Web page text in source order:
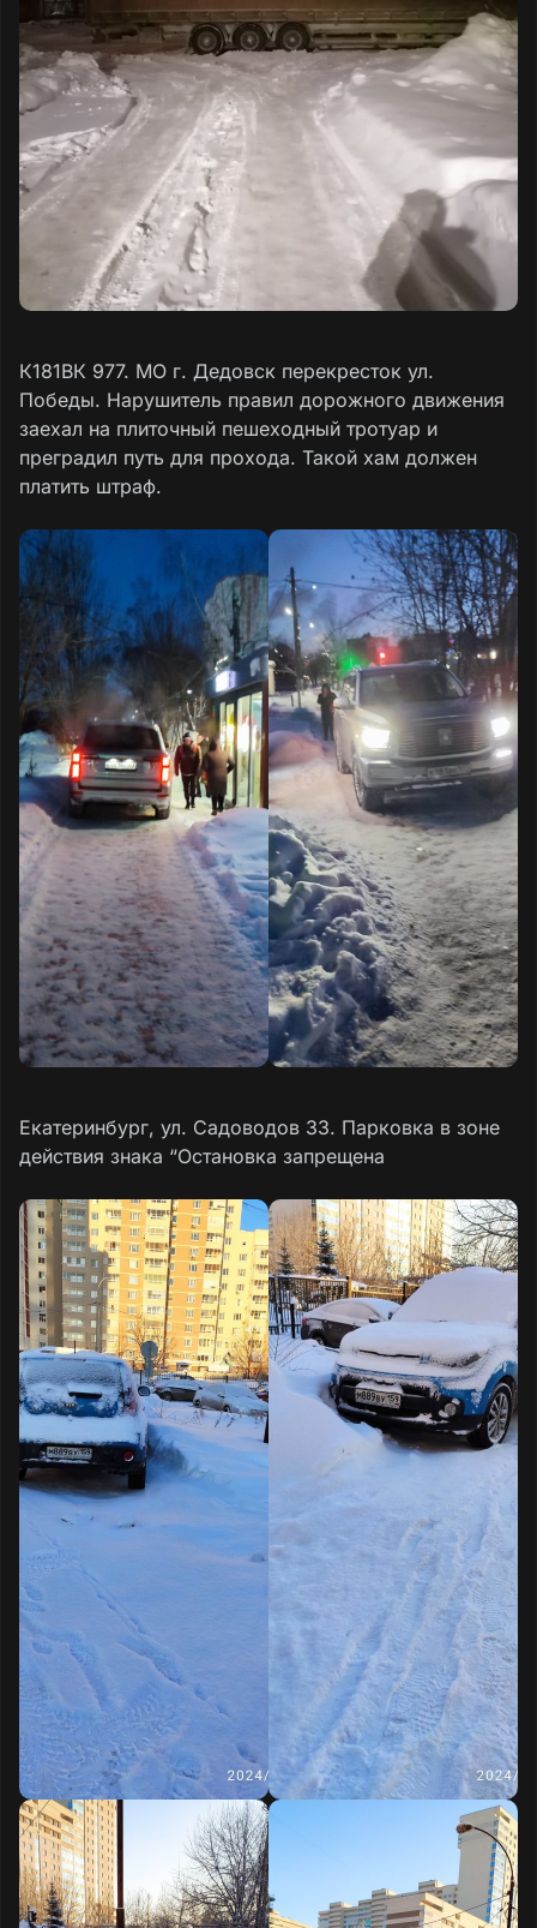
К181ВК 977. МО г. Дедовск перекресток ул.
Победы. Нарушитель правил дорожного движения
заехал на плиточный пешеходный тротуар и
преградил путь для прохода. Такой хам должен
платить штраф.
Екатеринбург, ул. Садоводов 33. Парковка в зоне
действия знака “Остановка запрещена